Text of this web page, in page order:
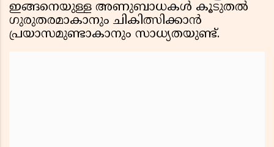
ഇങ്ങനെയുള്ള അണുബാധകൾ കൂടുതൽ
ഗുരുതരമാകാനും ചികിത്സിക്കാൻ
പ്രയാസമുണ്ടാകാനും സാധ്യതയുണ്ട്.